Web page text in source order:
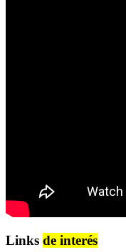
Links de interés